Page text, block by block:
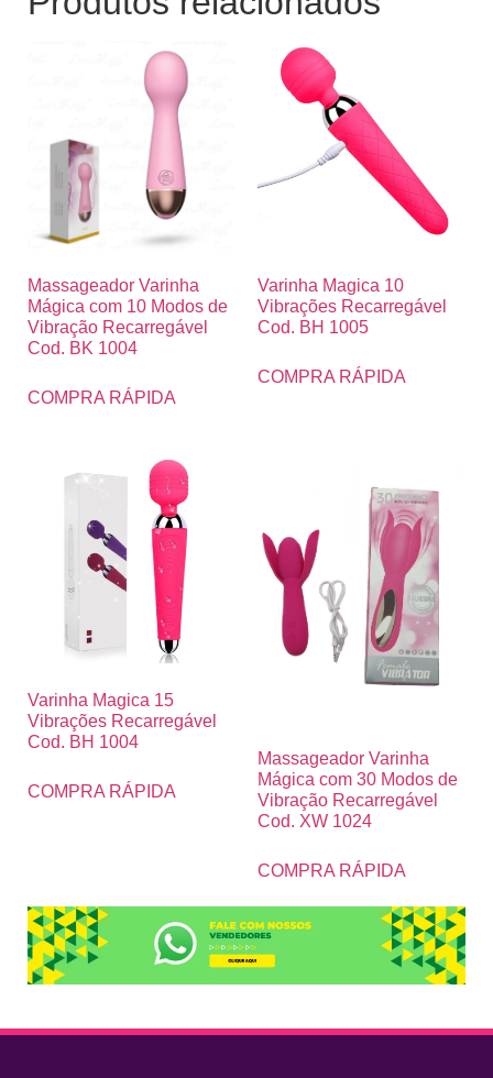
Massageador Varinha
Mágica com 10 Modos de
Vibração Recarregável
Cod. BK 1004
COMPRA RÁPIDA
Varinha Magica 10
Vibrações Recarregável
Cod. BH 1005
COMPRA RÁPIDA
Varinha Magica 15
Vibrações Recarregável
Cod. BH 1004
COMPRA RÁPIDA
Massageador Varinha
Mágica com 30 Modos de
Vibração Recarregável
Cod. XW 1024
COMPRA RÁPIDA